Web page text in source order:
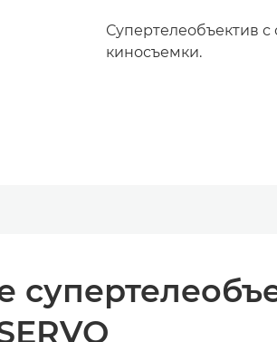
Супертелеобъектив
киносъемки.